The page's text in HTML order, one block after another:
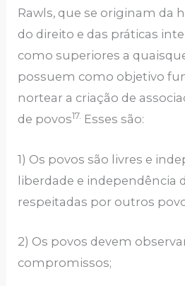
Rawls, que se originam da
do direito e das práticas
como superiores a
possuem como objetivo
nortear a criação de
de povos17. Esses são:
1) Os povos são livres e
liberdade e independência
respeitadas por outros
2) Os povos devem
compromissos;